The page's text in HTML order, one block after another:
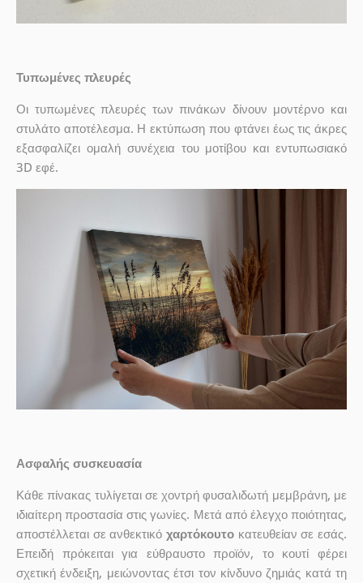
Τυπωμένες πλευρές
Οι τυπωμένες πλευρές των πινάκων δίνουν μοντέρνο και
στυλάτο αποτέλεσμα. Η εκτύπωση που φτάνει έως τις άκρες
εξασφαλίζει ομαλή συνέχεια του μοτίβου και εντυπωσιακό
3D εφέ.
Ασφαλής συσκευασία
Κάθε πίνακας τυλίγεται σε χοντρή φυσαλιδωτή μεμβράνη, με
ιδιαίτερη προστασία στις γωνίες. Μετά από έλεγχο ποιότητας,
αποστέλλεται σε ανθεκτικό χαρτόκουτο κατευθείαν σε εσάς.
Επειδή πρόκειται για εύθραυστο προϊόν, το κουτί φέρει
σχετική ένδειξη, μειώνοντας έτσι τον κίνδυνο ζημιάς κατά τη